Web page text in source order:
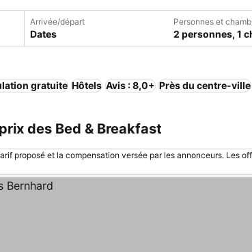
Arrivée/départ
Dates
Personnes et
2 personnes, 1
gratuite Hôtels Avis : 8,0+ Près du centre-ville
des Bed & Breakfast
proposé et la compensation versée par les annonceurs. Les